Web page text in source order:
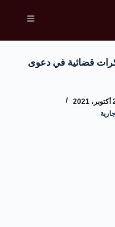
قضائية في دعوى